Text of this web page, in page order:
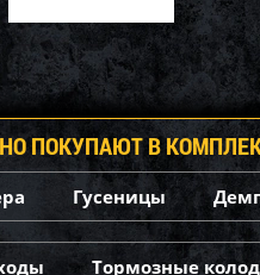
ПОКУПАЮТ В
Гусеницы
Тормозные